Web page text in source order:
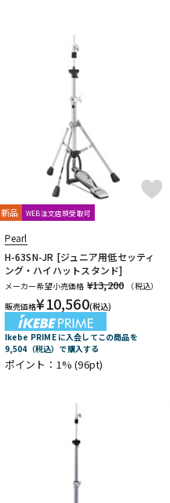
新品 WEB注文店頭受取可
Pearl
H-63SN-JR [ジュニア用低セッティ
ング・ハイハットスタンド]
メーカー希望小売価格 ¥13,200
（税込）
販売価格¥10,560(税込)
Ikebe PRIME に入会してこの商品を
9,504（税込）で購入する
ポイント：1%(96pt)